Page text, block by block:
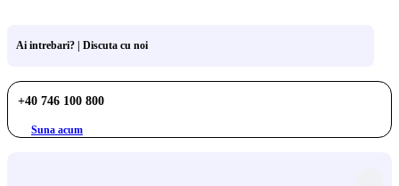
Ai intrebari? | Discuta cu noi
+40 746 100 800
Suna acum